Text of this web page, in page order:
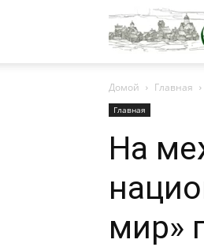
Домой Главная
Главная
На
мир»